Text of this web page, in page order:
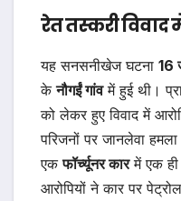
रेत तस्करी विवाद
यह सनसनीखेज घटना 16
केनौगईं गांवमें हुई थी।
को लेकर हुए विवाद में
परिजनों पर जानलेवा
एकफॉर्च्यूनर कारमें एक ही
आरोपियों ने कार पर